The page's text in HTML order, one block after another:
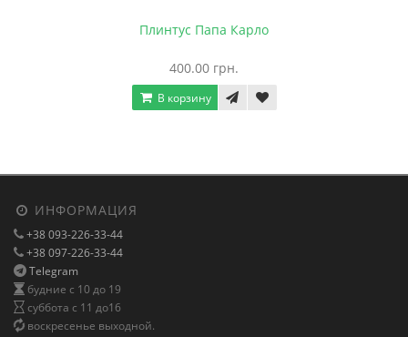
Плинтус Папа Карло
400.00 грн.
В корзину
ИНФОРМАЦИЯ
+38 093-226-33-44
+38 097-226-33-44
Telegram
будние с 10 до 19
суббота с 11 до16
воскресенье выходной.